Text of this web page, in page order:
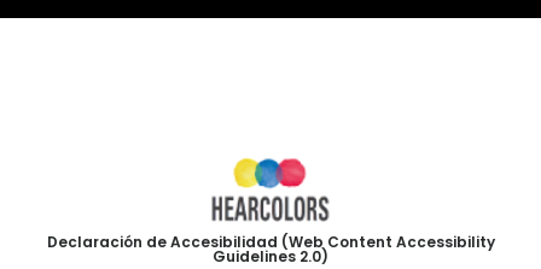
Declaración de Accesibilidad (Web Content Accessibility
Guidelines 2.0)